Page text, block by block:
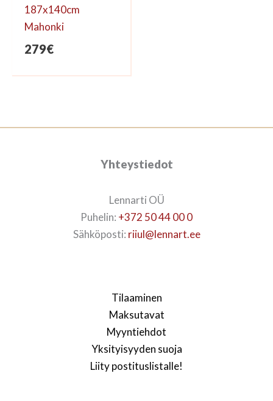
187x140cm
Mahonki
279€
Yhteystiedot
Lennarti OÜ
Puhelin: +372 50 44 00 0
Sähköposti: riiul@lennart.ee
Tilaaminen
Maksutavat
Myyntiehdot
Yksityisyyden suoja
Liity postituslistalle!